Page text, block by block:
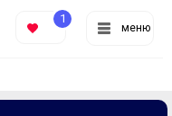
меню
1